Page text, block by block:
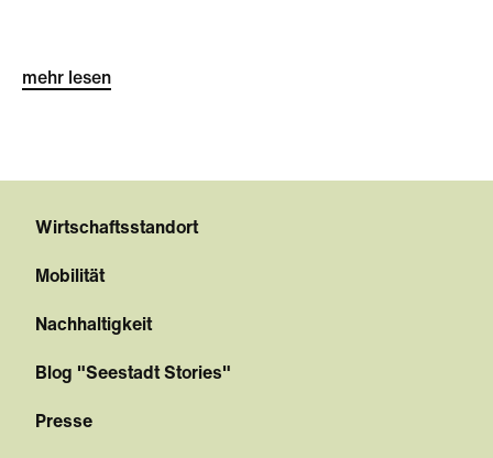
mehr lesen
Wirtschaftsstandort
Mobilität
Nachhaltigkeit
Blog "Seestadt Stories"
Presse